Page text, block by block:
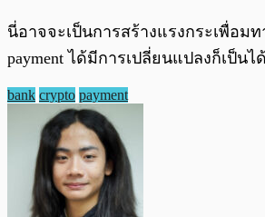
นี่อาจจะเป็นการสร้างแรงกระเพื่อม
payment ได้มีการเปลี่ยนแปลงก็เป็นได้
bank crypto payment